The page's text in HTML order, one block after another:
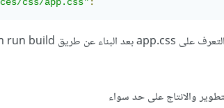
والانتاج على حد سواء